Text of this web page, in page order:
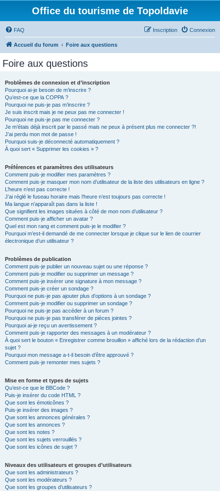
Office du tourisme de Topoldavie
FAQ Connexion
Inscription
Accueil du forum Foire aux questions
Foire aux questions
Problèmes de connexion et d’inscription
Pourquoi ai-je besoin de m’inscrire ?
Qu’est-ce que la COPPA ?
Pourquoi ne puis-je pas m’inscrire ?
Je suis inscrit mais je ne peux pas me connecter !
Pourquoi ne puis-je pas me connecter ?
Je m’étais déjà inscrit par le passé mais ne peux à présent plus me connecter ?!
J’ai perdu mon mot de passe !
Pourquoi suis-je déconnecté automatiquement ?
À quoi sert « Supprimer les cookies » ?
Préférences et paramètres des utilisateurs
Comment puis-je modifier mes paramètres ?
Comment puis-je masquer mon nom d’utilisateur de la liste des utilisateurs en ligne ?
L’heure n’est pas correcte !
J’ai réglé le fuseau horaire mais l’heure n’est toujours pas correcte !
Ma langue n’apparaît pas dans la liste !
Que signifient les images situées à côté de mon nom d’utilisateur ?
Comment puis-je afficher un avatar ?
Quel est mon rang et comment puis-je le modifier ?
Pourquoi m’est-il demandé de me connecter lorsque je clique sur le lien de courrier
électronique d’un utilisateur ?
Problèmes de publication
Comment puis-je publier un nouveau sujet ou une réponse ?
Comment puis-je modifier ou supprimer un message ?
Comment puis-je insérer une signature à mon message ?
Comment puis-je créer un sondage ?
Pourquoi ne puis-je pas ajouter plus d’options à un sondage ?
Comment puis-je modifier ou supprimer un sondage ?
Pourquoi ne puis-je pas accéder à un forum ?
Pourquoi ne puis-je pas transférer de pièces jointes ?
Pourquoi ai-je reçu un avertissement ?
Comment puis-je rapporter des messages à un modérateur ?
À quoi sert le bouton « Enregistrer comme brouillon » affiché lors de la rédaction d’un
sujet ?
Pourquoi mon message a-t-il besoin d’être approuvé ?
Comment puis-je remonter mes sujets ?
Mise en forme et types de sujets
Qu’est-ce que le BBCode ?
Puis-je insérer du code HTML ?
Que sont les émoticônes ?
Puis-je insérer des images ?
Que sont les annonces générales ?
Que sont les annonces ?
Que sont les notes ?
Que sont les sujets verrouillés ?
Que sont les icônes de sujet ?
Niveaux des utilisateurs et groupes d’utilisateurs
Que sont les administrateurs ?
Que sont les modérateurs ?
Que sont les groupes d’utilisateurs ?